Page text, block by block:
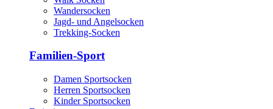
Wandersocken
Jagd- und Angelsocken
Trekking-Socken
Familien-Sport
Damen Sportsocken
Herren Sportsocken
Kinder Sportsocken